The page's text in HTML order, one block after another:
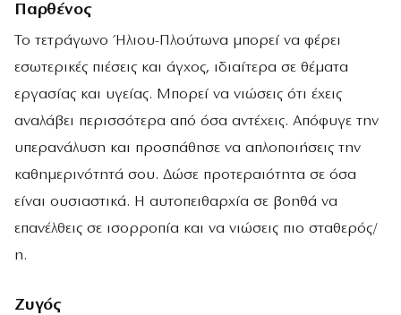
Παρθένος
Το τετράγωνο Ήλιου-Πλούτωνα μπορεί να φέρει
εσωτερικές πιέσεις και άγχος, ιδιαίτερα σε θέματα
εργασίας και υγείας. Μπορεί να νιώσεις ότι έχεις
αναλάβει περισσότερα από όσα αντέχεις. Απόφυγε την
υπερανάλυση και προσπάθησε να απλοποιήσεις την
καθημερινότητά σου. Δώσε προτεραιότητα σε όσα
είναι ουσιαστικά. Η αυτοπειθαρχία σε βοηθά να
επανέλθεις σε ισορροπία και να νιώσεις πιο σταθερός/
η.
Ζυγός